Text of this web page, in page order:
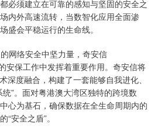
必须建立在可靠的感知与坚固的安全之
内外高速流转，当数智化应用全面渗
盛会平稳运行的生命线。
网络安全中坚力量，奇安信
安保工作中发挥着重要作用。奇安信将
深度融合，构建了一套能够自我进化、
”。面对粤港澳大湾区独特的跨境数
心为基石，确保数据在全生命周期内的
安全之盾”。